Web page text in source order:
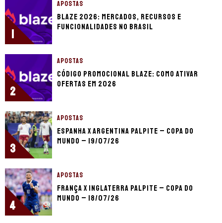
1
APOSTAS
Blaze 2026: mercados, recursos e
funcionalidades no Brasil
2
APOSTAS
Código promocional Blaze: como ativar
ofertas em 2026
3
APOSTAS
Espanha x Argentina palpite – Copa do
Mundo – 19/07/26
4
APOSTAS
França x Inglaterra palpite – Copa do
Mundo – 18/07/26